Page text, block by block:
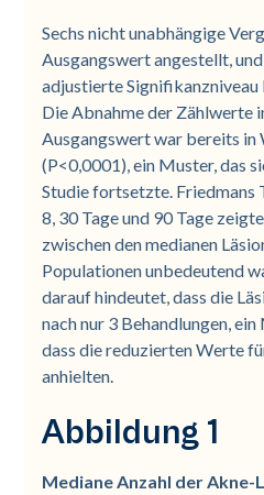
Sechs nicht unabhängige
Ausgangswert angestellt,
adjustierte Signifikanzniveau
Die Abnahme der Zählwerte
Ausgangswert war bereits
(P<0,0001), ein Muster, das
Studie fortsetzte. Friedmans
8, 30 Tage und 90 Tage
zwischen den medianen
Populationen unbedeutend
darauf hindeutet, dass die
nach nur 3 Behandlungen,
dass die reduzierten Werte
anhielten.
Abbildung 1
Mediane Anzahl der Akne-